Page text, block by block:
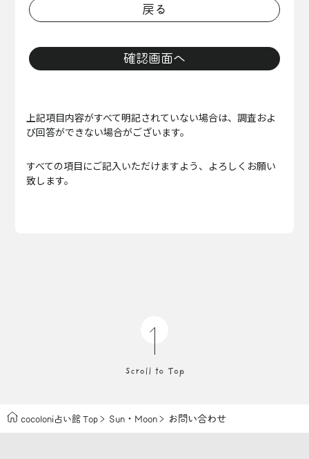
戻る
確認画面へ
上記項目内容がすべて明記されていない場合は、調査およ
び回答ができない場合がございます。
すべての項目にご記入いただけますよう、よろしくお願い
致します。
cocoloni占い館 Top Sun ・ Moon お問い合わせ